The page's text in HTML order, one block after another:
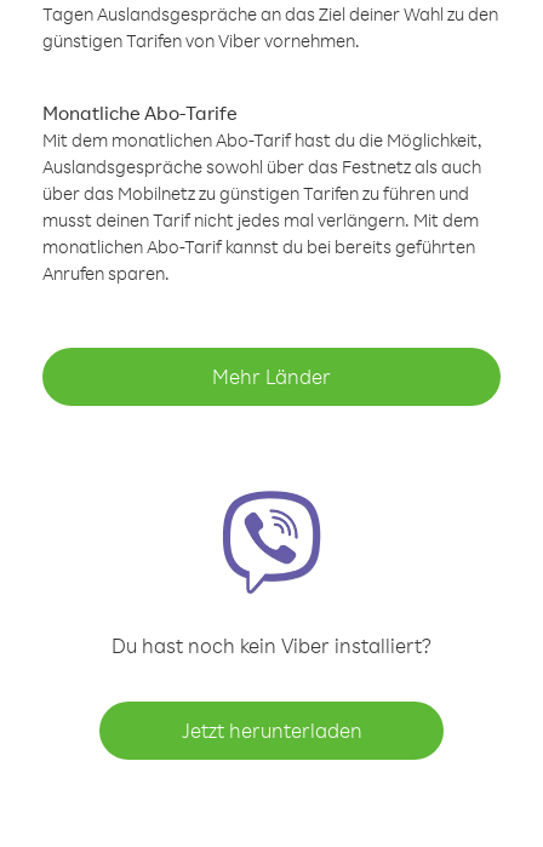
Tagen Auslandsgespräche an das Ziel deiner Wahl zu den
günstigen Tarifen von Viber vornehmen.
Monatliche Abo-Tarife
Mit dem monatlichen Abo-Tarif hast du die Möglichkeit,
Auslandsgespräche sowohl über das Festnetz als auch
über das Mobilnetz zu günstigen Tarifen zu führen und
musst deinen Tarif nicht jedes mal verlängern. Mit dem
monatlichen Abo-Tarif kannst du bei bereits geführten
Anrufen sparen.
Mehr Länder
Du hast noch kein Viber installiert?
Jetzt herunterladen